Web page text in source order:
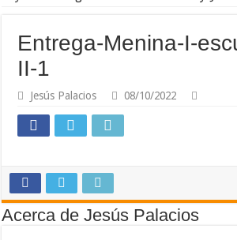
Entrega-Menina-I-
II-1
Jesús Palacios 08/10/2022
Acerca de Jesús Palacios